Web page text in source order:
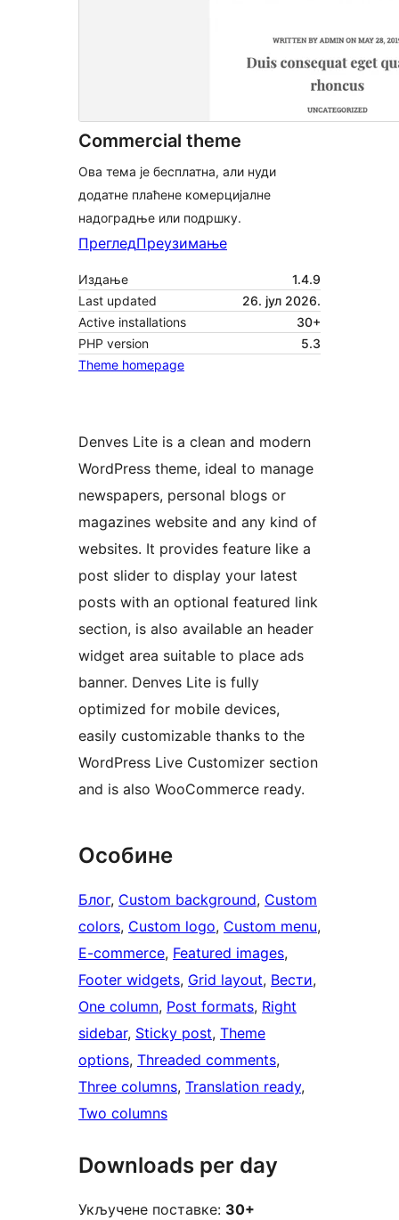
Commercial theme
Ова тема је бесплатна, али нуди
додатне плаћене комерцијалне
надоградње или подршку.
ПрегледПреузимање
Издање
1.4.9
Last updated
26. јул 2026.
Active installations
30+
PHP version
5.3
Theme homepage
Denves Lite is a clean and modern
WordPress theme, ideal to manage
newspapers, personal blogs or
magazines website and any kind of
websites. It provides feature like a
post slider to display your latest
posts with an optional featured link
section, is also available an header
widget area suitable to place ads
banner. Denves Lite is fully
optimized for mobile devices,
easily customizable thanks to the
WordPress Live Customizer section
and is also WooCommerce ready.
Особине
Блог, Custom background, Custom
colors, Custom logo, Custom menu
E-commerce, Featured images
Footer widgets, Grid layout, Вести
One column, Post formats, Right
sidebar, Sticky post, Theme
options, Threaded comments
Three columns, Translation ready
Two columns
Downloads per day
Укључене поставке: 30+